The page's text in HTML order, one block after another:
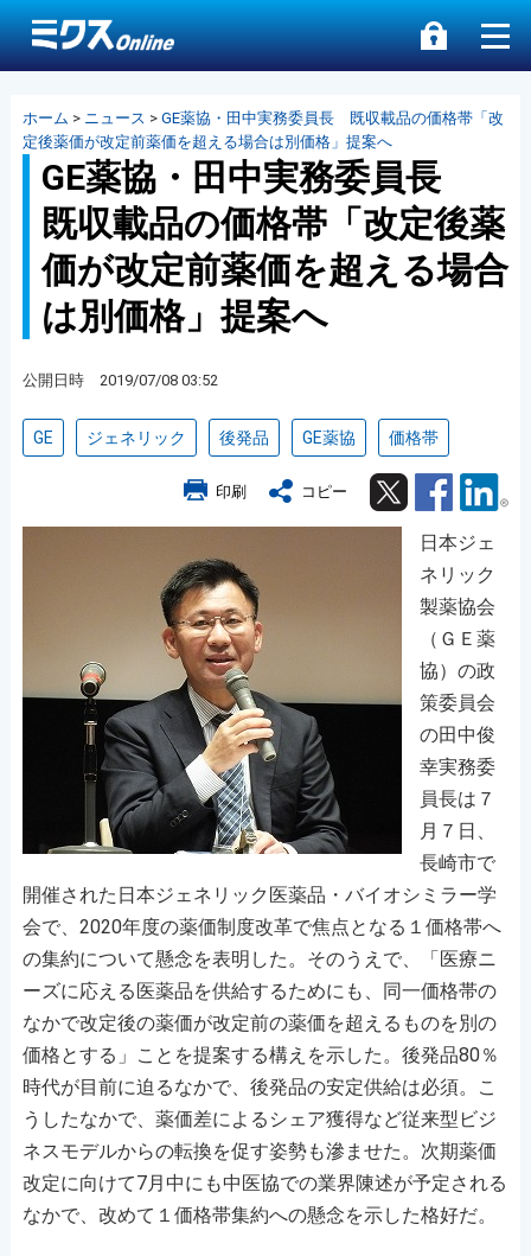
ホーム > ニュース > GE薬協・田中実務委員長 既収載品の価格帯「改
定後薬価が改定前薬価を超える場合は別価格」提案へ
GE薬協・田中実務委員長
既収載品の価格帯「改定後薬
価が改定前薬価を超える場合
は別価格」提案へ
公開日時 2019/07/08 03:52
GE ジェネリック 後発品 GE薬協 価格帯
印刷 コピー Twitter Facebook
日本ジェ
ネリック
製薬協会
（ＧＥ薬
協）の政
策委員会
の田中俊
幸実務委
員長は７
月７日、
長崎市で
開催された日本ジェネリック医薬品・バイオシミラー学
会で、2020年度の薬価制度改革で焦点となる１価格帯へ
の集約について懸念を表明した。そのうえで、「医療ニ
ーズに応える医薬品を供給するためにも、同一価格帯の
なかで改定後の薬価が改定前の薬価を超えるものを別の
価格とする」ことを提案する構えを示した。後発品80％
時代が目前に迫るなかで、後発品の安定供給は必須。こ
うしたなかで、薬価差によるシェア獲得など従来型ビジ
ネスモデルからの転換を促す姿勢も滲ませた。次期薬価
改定に向けて7月中にも中医協での業界陳述が予定される
なかで、改めて１価格帯集約への懸念を示した格好だ。